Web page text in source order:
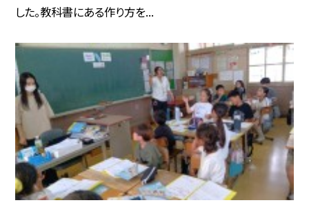
した。教科書にある作り方を...